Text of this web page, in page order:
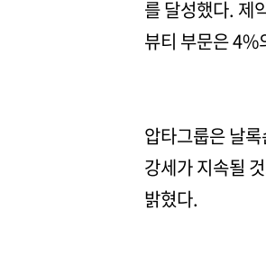
를 달성했다. 제
뷰티 부문은 4%
압타그룹은 날
강세가 지속될
밝혔다.